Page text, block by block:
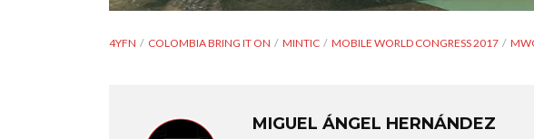
4YFN COLOMBIA BRING IT ON MINTIC MOBILE WORLD CONGRESS 2017
MIGUEL ÁNGEL HERNÁNDEZ